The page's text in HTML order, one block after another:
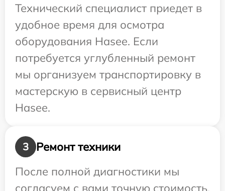
Технический специалист приедет в
удобное время для осмотра
оборудования Hasee. Если
потребуется углубленный ремонт
мы организуем транспортировку в
мастерскую в сервисный центр
Hasee.
3
Ремонт техники
После полной диагностики мы
согласуем с вами точную стоимость,